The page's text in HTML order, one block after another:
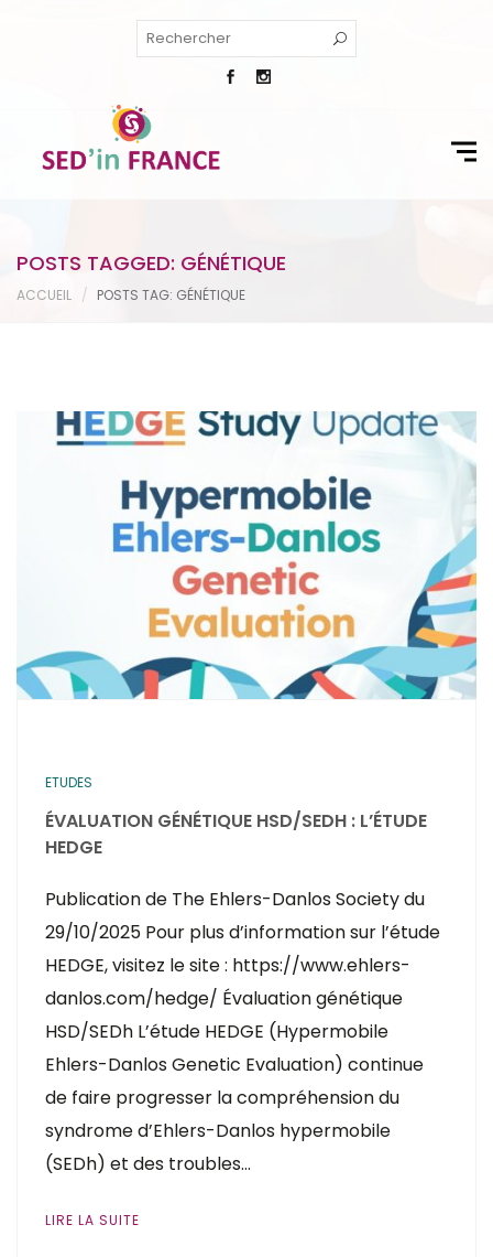
POSTS TAGGED: GÉNÉTIQUE
ACCUEIL POSTS TAG: GÉNÉTIQUE
ETUDES
ÉVALUATION GÉNÉTIQUE HSD/SEDH : L’ÉTUDE
HEDGE
Publication de The Ehlers-Danlos Society du
29/10/2025 Pour plus d’information sur l’étude
HEDGE, visitez le site : https://www.ehlers-
danlos.com/hedge/ Évaluation génétique
HSD/SEDh L’étude HEDGE (Hypermobile
Ehlers-Danlos Genetic Evaluation) continue
de faire progresser la compréhension du
syndrome d’Ehlers-Danlos hypermobile
(SEDh) et des troubles…
LIRE LA SUITE